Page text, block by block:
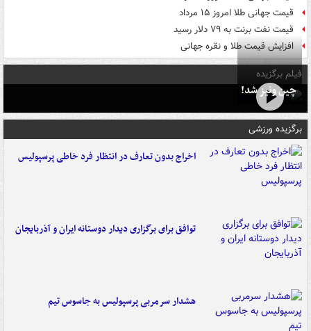
قیمت جهانی طلا امروز ۱۵ مرداد
قیمت نفت برنت به ۷۹ دلار رسید
افزایش قیمت طلا و نقره جهانی
فیلم برگزیده
چین ونیز شد!
برگزیده ورزشی
اخراج بدون تعارف در انتظار فرد خاطی پرسپولیس
توافق برای برگزاری دیدار دوستانه ایران و آذربایجان
هشدار سرمربی پرسپولیس به جاسوس تیم